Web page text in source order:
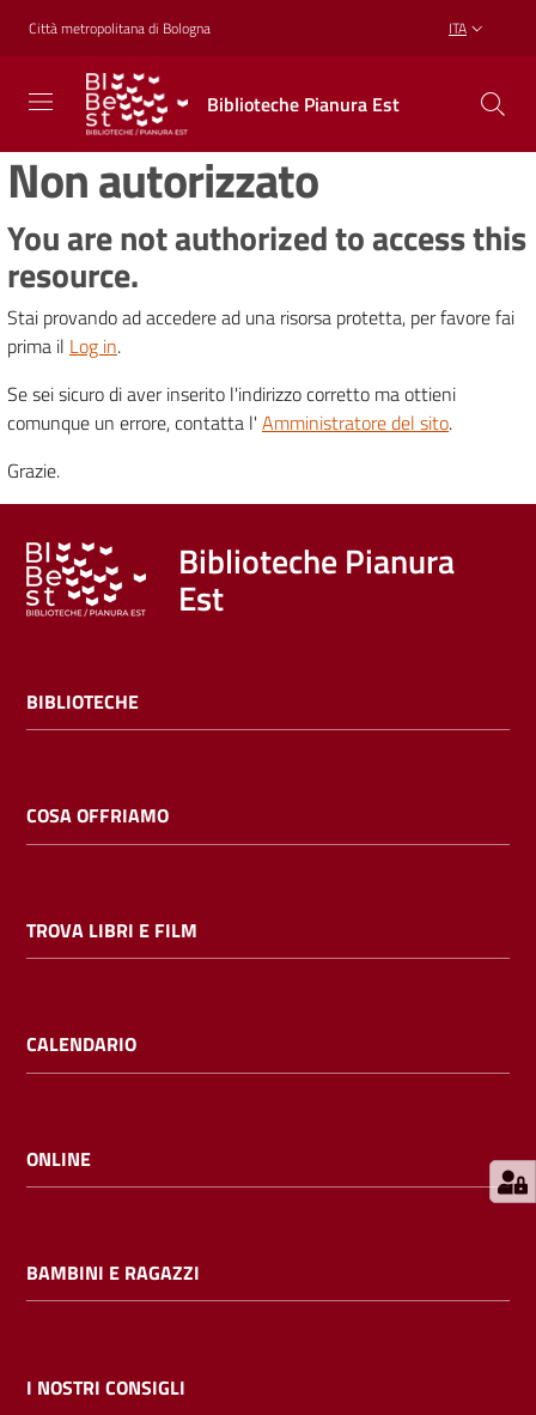
Vai al contenuto
Vai alla navigazione
Vai al footer
Città metropolitana di Bologna ITA
Biblioteche Pianura Est
Biblioteche
Pianura
Est
CONOSCERE,
CREARE,
Biblioteche
Cosa
offriamo
Trova
libri
e
film
Calendario
i
cataloghi
Non autorizzato
You are not authorized to access this
resource.
Stai provando ad accedere ad una risorsa protetta, per favore fai
prima il Log in.
Se sei sicuro di aver inserito l'indirizzo corretto ma ottieni
comunque un errore, contatta l' Amministratore del sito.
Grazie.
Biblioteche Pianura
Est
BIBLIOTECHE
COSA OFFRIAMO
TROVA LIBRI E FILM
CALENDARIO
ONLINE
BAMBINI E RAGAZZI
I NOSTRI CONSIGLI